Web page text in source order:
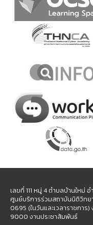
เลขที่ 111 หมู่ 4 ตำบลบ้านใหม่
ศูนย์บริการร่วมสถาบันนิติวิทย
0695 (ในวันและเวลาราชกา
9000 งานประชาสัมพันธ์